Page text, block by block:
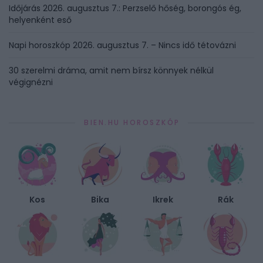
Időjárás 2026. augusztus 7.: Perzselő hőség, borongós ég,
helyenként eső
Napi horoszkóp 2026. augusztus 7. – Nincs idő tétovázni
30 szerelmi dráma, amit nem bírsz könnyek nélkül
végignézni
BIEN.HU HOROSZKÓP
Kos Bika Ikrek Rák